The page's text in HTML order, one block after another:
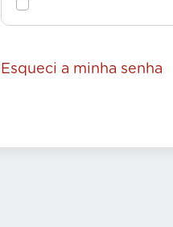
Esqueci a minha senha